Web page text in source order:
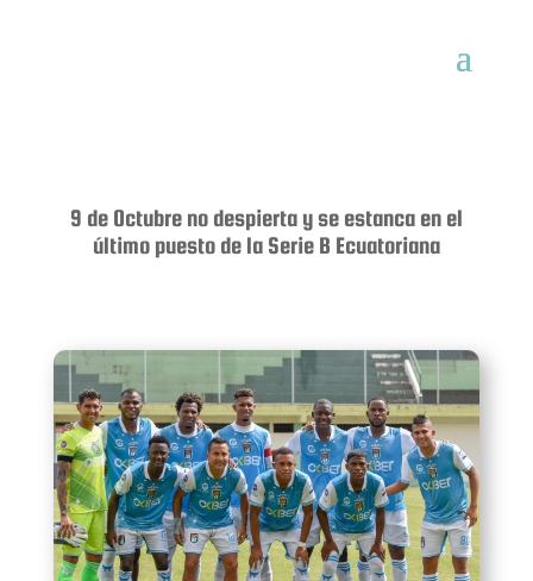
9 de Octubre no despierta y se estanca en el
último puesto de la Serie B Ecuatoriana